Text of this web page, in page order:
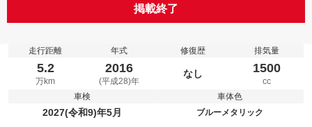
掲載終了
走行距離
5.2
万km
年式
2016
(平成28)年
修復歴
なし
排気量
1500
cc
車検
2027(令和9)年5月
車体色
ブルーメタリック